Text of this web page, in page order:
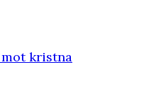
kristna